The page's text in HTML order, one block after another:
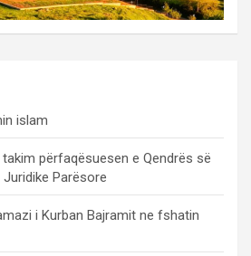
islam
përfaqësuesen e Qendrës së
Parësore
i Kurban Bajramit ne fshatin